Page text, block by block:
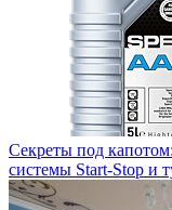
Секреты под
системы Start-Stop и